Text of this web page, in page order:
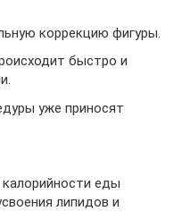
коррекцию фигуры.
быстро и
уже приносят
еды
липидов и